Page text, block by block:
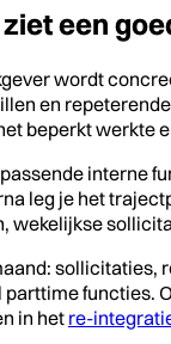
een
wordt
en
beperkt werkte
interne
leg je het
sollicitaties,
functies.
in het re-